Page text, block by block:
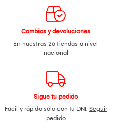
Cambios y devoluciones
En nuestras 26 tiendas a nivel
nacional
Sigue tu pedido
Fácil y rápido sólo con tu DNI. Seguir
pedido